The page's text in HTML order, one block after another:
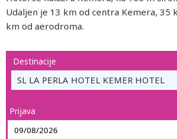
Udaljen je 13 km od centra Kemera, 35
km od aerodroma.
Destinacije
SL LA PERLA HOTEL KEMER HOTEL
Prijava